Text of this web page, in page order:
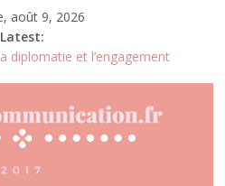
août 9, 2026
Latest:
diplomatie et l’engagement
un levier stratégique pour
clients deviennent un levier